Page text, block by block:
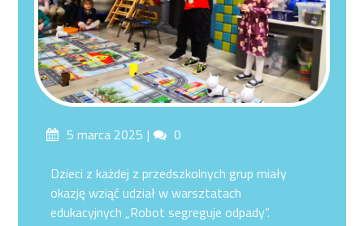
Posted5 marca 2025 Comments
0
Dzieci z każdej z przedszkolnych grup miały
okazję wziąć udział w warsztatach
edukacyjnych „Robot segreguje odpady”.